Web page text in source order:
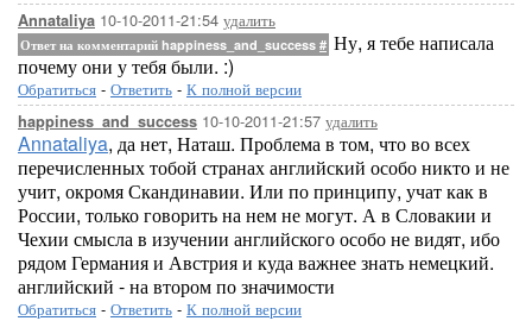
Annataliya 10-10-2011-21:54 удалить
Ответ на комментарий happiness_and_success # Ну, я тебе написала
почему они у тебя были. :)
Обратиться - Ответить - К полной версии
happiness_and_success 10-10-2011-21:57 удалить
Annataliya, да нет, Наташ. Проблема в том, что во всех
перечисленных тобой странах английский особо никто и не
учит, окромя Скандинавии. Или по принципу, учат как в
России, только говорить на нем не могут. А в Словакии и
Чехии смысла в изучении английского особо не видят, ибо
рядом Германия и Австрия и куда важнее знать немецкий.
английский - на втором по значимости
Обратиться - Ответить - К полной версии